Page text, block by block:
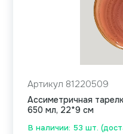
В наличии: 53 шт.
Артикул 81220509
Ассиметричная
650 мл, 22*9 см